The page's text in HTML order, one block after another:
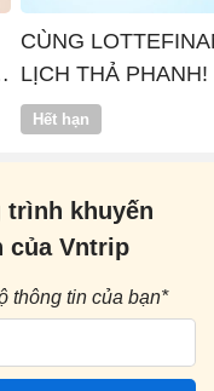
CÙNG
LỊCH THẢ PHANH!
Hết hạn
khuyến
của Vntrip
thông tin của bạn*